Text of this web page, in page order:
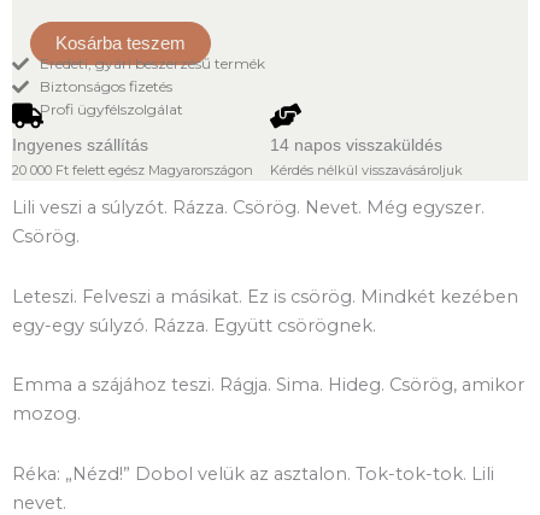
Súlyzó
db
Erdei
Állatok
mennyiség
Kosárba teszem
Eredeti, gyári beszerzésű termék
Biztonságos fizetés
Profi ügyfélszolgálat
Ingyenes szállítás
20 000 Ft felett egész Magyarországon
14 napos visszaküldés
Kérdés nélkül visszavásároljuk
Lili veszi a súlyzót. Rázza. Csörög. Nevet. Még egyszer.
Csörög.
Leteszi. Felveszi a másikat. Ez is csörög. Mindkét kezében
egy-egy súlyzó. Rázza. Együtt csörögnek.
Emma a szájához teszi. Rágja. Sima. Hideg. Csörög, amikor
mozog.
Réka: „Nézd!” Dobol velük az asztalon. Tok-tok-tok. Lili
nevet.